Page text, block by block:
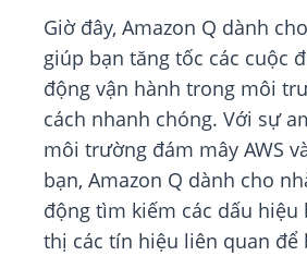
Giờ đây, Amazon Q dành
giúp bạn tăng tốc các cuộc
động vận hành trong môi
cách nhanh chóng. Với sự
môi trường đám mây AWS
bạn, Amazon Q dành cho
động tìm kiếm các dấu hiệu
thị các tín hiệu liên quan để